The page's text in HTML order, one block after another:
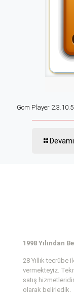
Gom Player
1998 Yılından
28 Yıllık
vermekteyiz.
satış
olarak belirledik.